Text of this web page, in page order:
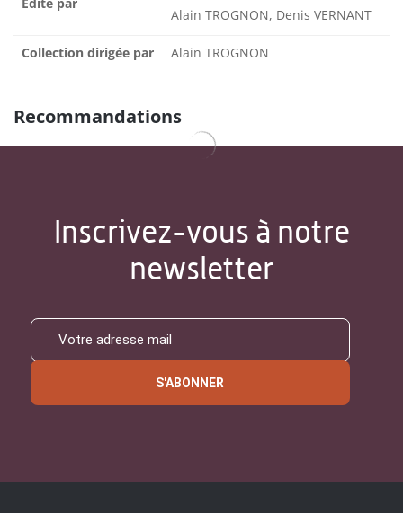
Alain TROGNON, Denis VERNANT
Collection dirigée par Alain TROGNON
Recommandations
Inscrivez-vous à notre
newsletter
S'ABONNER